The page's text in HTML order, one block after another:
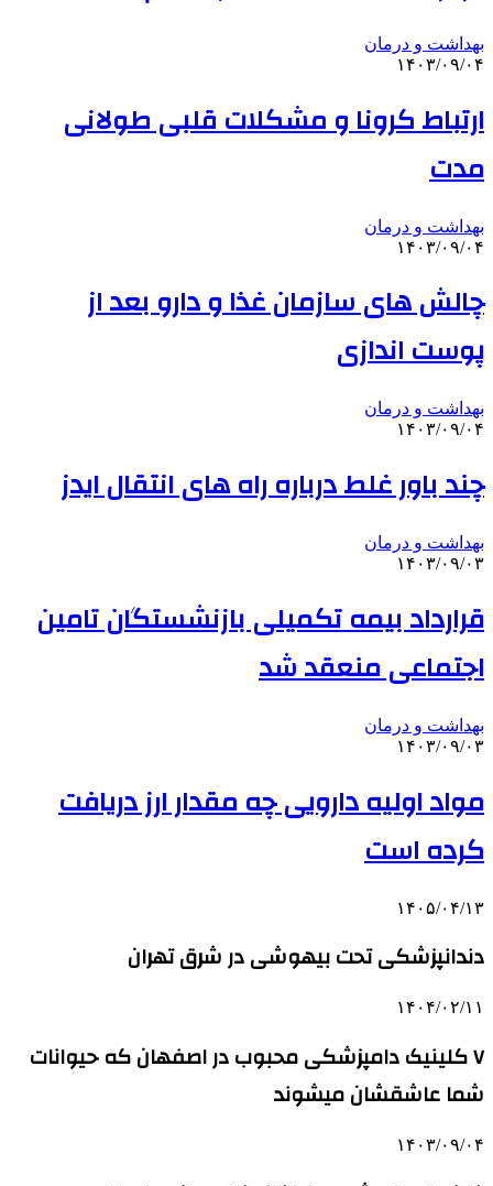
بهداشت و درمان
۱۴۰۳/۰۹/۰۴
ارتباط کرونا و مشکلات قلبی طولانی
مدت
بهداشت و درمان
۱۴۰۳/۰۹/۰۴
چالش های سازمان غذا و دارو بعد از
پوست اندازی
بهداشت و درمان
۱۴۰۳/۰۹/۰۴
چند باور غلط درباره راه های انتقال ایدز
بهداشت و درمان
۱۴۰۳/۰۹/۰۳
قرارداد بیمه تکمیلی بازنشستگان تامین
اجتماعی منعقد شد
بهداشت و درمان
۱۴۰۳/۰۹/۰۳
مواد اولیه دارویی چه مقدار ارز دریافت
کرده است
۱۴۰۵/۰۴/۱۳
دندانپزشکی تحت بیهوشی در شرق تهران
۱۴۰۴/۰۲/۱۱
۷ کلینیک دامپزشکی محبوب در اصفهان که حیوانات
شما عاشقشان میشوند
۱۴۰۳/۰۹/۰۴